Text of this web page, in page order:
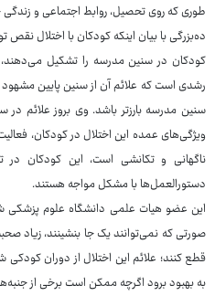
طوری که روی تحصیل، روابط اجتماعی و زندگی
کودکان در سنین مدرسه را تشکیل
رشدی است که علائم آن از سنین پایین
سنین مدرسه بارزتر باشد. وی بروز علائم
ویژگی‌های عمده این اختلال در کودکان،
ناگهانی و تکانشی است، این کودکان در
دستورالعمل‌ها با مشکل مواجه هستند.
این عضو هیات علمی دانشگاه علوم پزشکی
صورتی که نمی‌توانند یک جا بنشینند، زیاد
قطع کنند؛ علائم این اختلال از دوران
به بهبود برود اگرچه ممکن است برخی از